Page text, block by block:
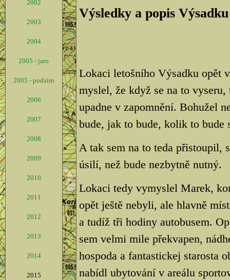
2002
2003
2004
2005 - jaro
2005 - podzim
2006
2007
2008
2009
2010
2011
2012
2013
2014
2015
Výsledky a popis Výsadku
Lokaci letošního Výsadku opět
myslel, že když se na to
upadne v zapomnění. Bohužel
bude, jak to bude, kolik to bude
A tak sem na to teda přistoupil,
úsilí, než bude nezbytně nutný.
Lokaci tedy vymyslel Marek,
opět ještě nebyli, ale hlavně
a tudíž tři hodiny autobusem.
sem velmi mile překvapen,
hospoda a fantastickej starosta
nabídl ubytování v areálu